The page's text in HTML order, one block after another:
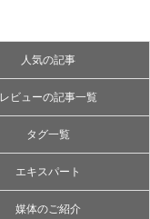
人気の記事
レビューの記事一覧
タグ一覧
エキスパート
媒体のご紹介